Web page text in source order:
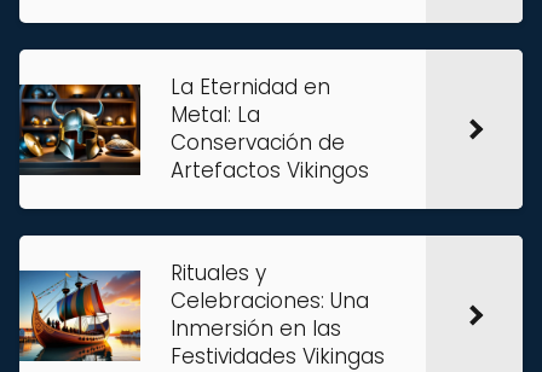
La Eternidad en
Metal: La
Conservación de
Artefactos Vikingos
Rituales y
Celebraciones: Una
Inmersión en las
Festividades Vikingas